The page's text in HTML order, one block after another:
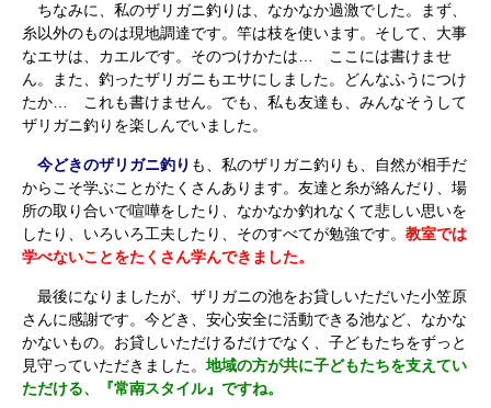
ちなみに、私のザリガニ釣りは、なかなか過激でした。まず、
糸以外のものは現地調達です。竿は枝を使います。そして、大事
なエサは、カエルです。そのつけかたは… ここには書けませ
ん。また、釣ったザリガニもエサにしました。どんなふうにつけ
たか… これも書けません。でも、私も友達も、みんなそうして
ザリガニ釣りを楽しんでいました。
今どきのザリガニ釣り も、私のザリガニ釣りも、自然が相手だ
からこそ学ぶことがたくさんあります。友達と糸が絡んだり、場
所の取り合いで喧嘩をしたり、なかなか釣れなくて悲しい思いを
したり、いろいろ工夫したり、そのすべてが勉強です。 教室では
学べないことをたくさん学んできました。
最後になりましたが、ザリガニの池をお貸しいただいた小笠原
さんに感謝です。今どき、安心安全に活動できる池など、なかな
かないもの。お貸しいただけるだけでなく、子どもたちをずっと
見守っていただきました。 地域の方が共に子どもたちを支えてい
ただける、『常南スタイル』ですね。